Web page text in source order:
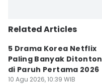
Related Articles
5 Drama Korea Netflix
Paling Banyak Ditonton
di Paruh Pertama 2026
10 Agu 2026, 10:39 WIB